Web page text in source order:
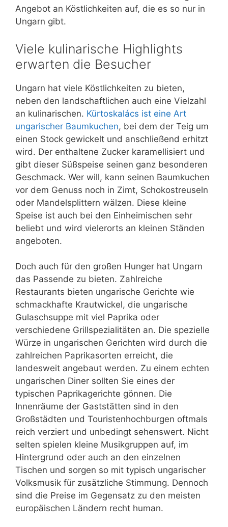
Angebot an Köstlichkeiten auf, die es so nur in
Ungarn gibt.
Viele kulinarische Highlights
erwarten die Besucher
Ungarn hat viele Köstlichkeiten zu bieten,
neben den landschaftlichen auch eine Vielzahl
an kulinarischen. Kürtoskalács ist eine Art
ungarischer Baumkuchen, bei dem der Teig um
einen Stock gewickelt und anschließend erhitzt
wird. Der enthaltene Zucker karamellisiert und
gibt dieser Süßspeise seinen ganz besonderen
Geschmack. Wer will, kann seinen Baumkuchen
vor dem Genuss noch in Zimt, Schokostreuseln
oder Mandelsplittern wälzen. Diese kleine
Speise ist auch bei den Einheimischen sehr
beliebt und wird vielerorts an kleinen Ständen
angeboten.
Doch auch für den großen Hunger hat Ungarn
das Passende zu bieten. Zahlreiche
Restaurants bieten ungarische Gerichte wie
schmackhafte Krautwickel, die ungarische
Gulaschsuppe mit viel Paprika oder
verschiedene Grillspezialitäten an. Die spezielle
Würze in ungarischen Gerichten wird durch die
zahlreichen Paprikasorten erreicht, die
landesweit angebaut werden. Zu einem echten
ungarischen Diner sollten Sie eines der
typischen Paprikagerichte gönnen. Die
Innenräume der Gaststätten sind in den
Großstädten und Touristenhochburgen oftmals
reich verziert und unbedingt sehenswert. Nicht
selten spielen kleine Musikgruppen auf, im
Hintergrund oder auch an den einzelnen
Tischen und sorgen so mit typisch ungarischer
Volksmusik für zusätzliche Stimmung. Dennoch
sind die Preise im Gegensatz zu den meisten
europäischen Ländern recht human.